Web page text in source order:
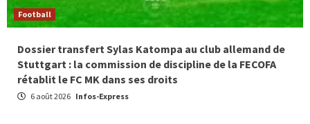
Football
Dossier transfert Sylas Katompa au club allemand de
Stuttgart : la commission de discipline de la FECOFA
rétablit le FC MK dans ses droits
6 août 2026 Infos-Express